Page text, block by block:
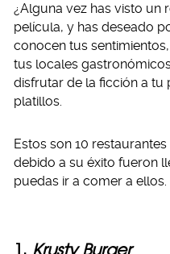
¿Alguna vez has visto un
película, y has deseado
conocen tus
tus locales
disfrutar de la ficción a tu
platillos.
Estos son 10
debido a su éxito fueron
puedas ir a comer a ellos.
1. Krusty Burger